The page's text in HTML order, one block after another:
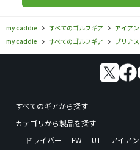
my caddie すべてのゴルフギア アイアン
my caddie
すべてのゴルフギア ブリヂ
すべてのギアから探す
カテゴリから製品を探す
ドライバー
FW UT アイアン